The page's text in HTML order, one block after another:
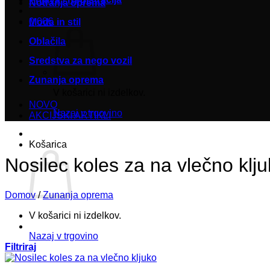
0,00€
Nazaj v trgovino
Košarica
V košarici ni izdelkov.
Nazaj v trgovino
Notranja oprema
Moda in stil
Oblačila
Sredstva za nego vozil
Zunanja oprema
NOVO
AKCIJSKI ARTIKLI
Nosilec koles za na vlečno
Domov / Zunanja oprema
Filtriraj